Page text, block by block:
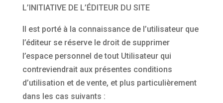
L’INITIATIVE DE L’ÉDITEUR DU SITE
Il est porté à la connaissance de l’utilisateur que
l’éditeur se réserve le droit de supprimer
l’espace personnel de tout Utilisateur qui
contreviendrait aux présentes conditions
d’utilisation et de vente, et plus particulièrement
dans les cas suivants :